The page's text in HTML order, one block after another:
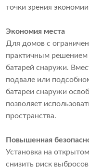
точки зрения
Экономия места
Для домов с
практичным решением
батарей снаружи.
подвале или
батареи снаружи
позволяет
пространства.
Повышенная
Установка на
снизить риск